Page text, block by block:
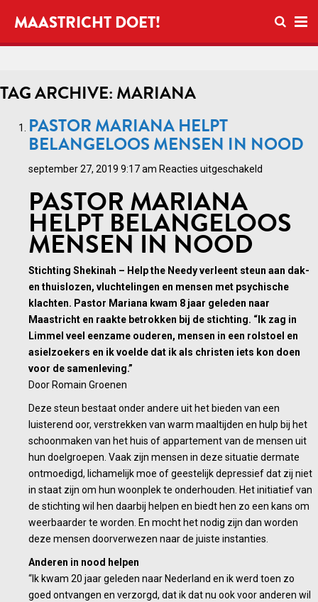
Open
MAASTRICHT DOET!
TAG ARCHIVE: MARIANA
PASTOR MARIANA HELPT
BELANGELOOS MENSEN IN NOOD
september 27, 2019 9:17 am Reacties uitgeschakeld
helpt
belangeloos
in
nood
PASTOR MARIANA
HELPT BELANGELOOS
MENSEN IN NOOD
Stichting Shekinah – Help the Needy verleent steun aan dak-
en thuislozen, vluchtelingen en mensen met psychische
klachten. Pastor Mariana kwam 8 jaar geleden naar
Maastricht en raakte betrokken bij de stichting. “Ik zag in
Limmel veel eenzame ouderen, mensen in een rolstoel en
asielzoekers en ik voelde dat ik als christen iets kon doen
voor de samenleving.”
Door Romain Groenen
Deze steun bestaat onder andere uit het bieden van een
luisterend oor, verstrekken van warm maaltijden en hulp bij het
schoonmaken van het huis of appartement van de mensen uit
hun doelgroepen. Vaak zijn mensen in deze situatie dermate
ontmoedigd, lichamelijk moe of geestelijk depressief dat zij niet
in staat zijn om hun woonplek te onderhouden. Het initiatief van
de stichting wil hen daarbij helpen en biedt hen zo een kans om
weerbaarder te worden. En mocht het nodig zijn dan worden
deze mensen doorverwezen naar de juiste instanties.
Anderen in nood helpen
“Ik kwam 20 jaar geleden naar Nederland en ik werd toen zo
goed ontvangen en verzorgd, dat ik dat nu ook voor anderen wil